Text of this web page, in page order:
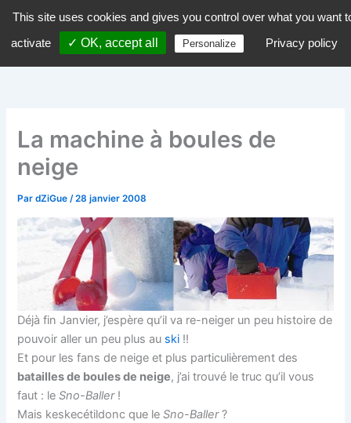
contenu
dZiGue
La machine à boules de
neige
PardZiGue/28 janvier 2008
Déjà fin Janvier, j’espère qu’il va re-neiger un peu histoire de
pouvoir aller un peu plus au ski !!
Et pour les fans de neige et plus particulièrement des
batailles de boules de neige, j’ai trouvé le truc qu’il vous
faut : leSno-Baller!
Mais keskecétildonc que leSno-Baller?
This site uses cookies and gives you control over what you want
activate
✓ OK, accept all Personalize Privacy policy